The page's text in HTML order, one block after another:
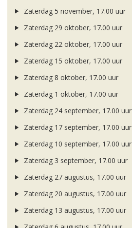
Zaterdag 5 november, 17.00 uur
Zaterdag 29 oktober, 17.00 uur
Zaterdag 22 oktober, 17.00 uur
Zaterdag 15 oktober, 17.00 uur
Zaterdag 8 oktober, 17.00 uur
Zaterdag 1 oktober, 17.00 uur
Zaterdag 24 september, 17.00 uur
Zaterdag 17 september, 17.00 uur
Zaterdag 10 september, 17.00 uur
Zaterdag 3 september, 17.00 uur
Zaterdag 27 augustus, 17.00 uur
Zaterdag 20 augustus, 17.00 uur
Zaterdag 13 augustus, 17.00 uur